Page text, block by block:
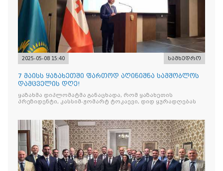
2025-05-08 15:40 სამხედრო
7 მაისს ყაზახეთში ფართოდ აღინიშნა სამშობლოს
დამცველის დღე!
ყაზახმა დიპლომატმა განაცხადა, რომ ყაზახეთის
პრეზიდენტი, კასსიმ-ჟომარტ ტოკაევი, დიდ ყურადღებას